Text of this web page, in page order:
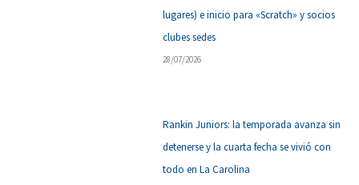
lugares) e inicio para «Scratch» y socios
clubes sedes
28/07/2026
Rankin Juniors: la temporada avanza sin
detenerse y la cuarta fecha se vivió con
todo en La Carolina